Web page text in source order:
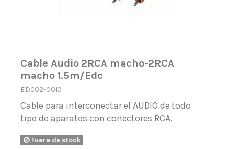
Cable Audio 2RCA macho-2RCA
macho 1.5m/Edc
EDC02-0010
Cable para interconectar el AUDIO de todo
tipo de aparatos con conectores RCA.
Fuera de stock